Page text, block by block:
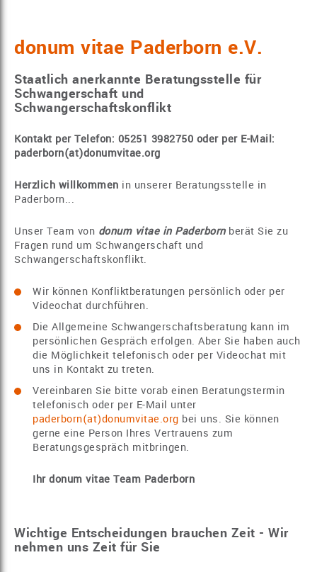
donum vitae Paderborn e.V.
Staatlich anerkannte Beratungsstelle für
Schwangerschaft und
Schwangerschaftskonflikt
Kontakt per Telefon: 05251 3982750 oder per E-Mail:
paderborn(at)donumvitae.org
Herzlich willkommen in unserer Beratungsstelle in
Paderborn...
Unser Team von donum vitae in Paderbornberät Sie zu
Fragen rund um Schwangerschaft und
Schwangerschaftskonflikt.
Wir können Konfliktberatungen persönlich oder per
Videochat durchführen.
Die Allgemeine Schwangerschaftsberatung kann im
persönlichen Gespräch erfolgen. Aber Sie haben auch
die Möglichkeit telefonisch oder per Videochat mit
uns in Kontakt zu treten.
Vereinbaren Sie bitte vorab einen Beratungstermin
telefonisch oder per E-Mail unter
paderborn(at)donumvitae.org bei uns. Sie können
gerne eine Person Ihres Vertrauens zum
Beratungsgespräch mitbringen.
Ihr donum vitae Team Paderborn
Wichtige Entscheidungen brauchen Zeit - Wir
nehmen uns Zeit für Sie